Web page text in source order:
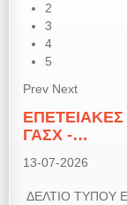
2
3
4
5
Prev Next
ΓΑΣΧ -…
13-07-2026
ΔΕΛΤΙΟ ΤΥΠΟΥ